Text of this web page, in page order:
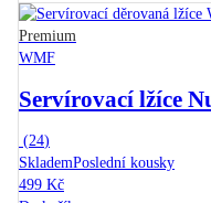
Premium
WMF
Servírovací lžíce
(24)
SklademPoslední kousky
499 Kč